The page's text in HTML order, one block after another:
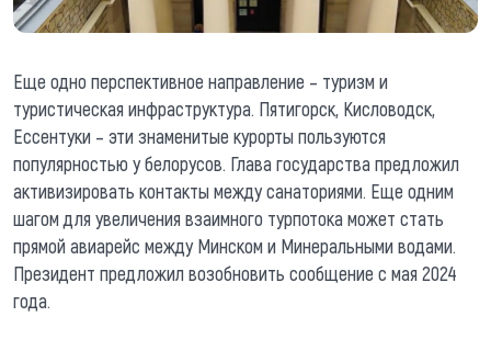
Еще одно перспективное направление – туризм и
туристическая инфраструктура. Пятигорск, Кисловодск,
Ессентуки – эти знаменитые курорты пользуются
популярностью у белорусов. Глава государства предложил
активизировать контакты между санаториями. Еще одним
шагом для увеличения взаимного турпотока может стать
прямой авиарейс между Минском и Минеральными водами.
Президент предложил возобновить сообщение с мая 2024
года.